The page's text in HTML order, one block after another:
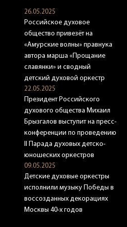
26.05.2025
Российское духовое
общество привезёт на
«Амурские волны» правнука
автора марша «Прощание
славянки» и сводный
детский духовой оркестр
22.05.2025
Президент Российского
духового общества Михаил
Брызгалов выступит на пресс-
конференции по проведению
II Парада духовых детско-
юношеских оркестров
09.05.2025
Детские духовые оркестры
исполнили музыку Победы в
воссозданных декорациях
Москвы 40-х годов